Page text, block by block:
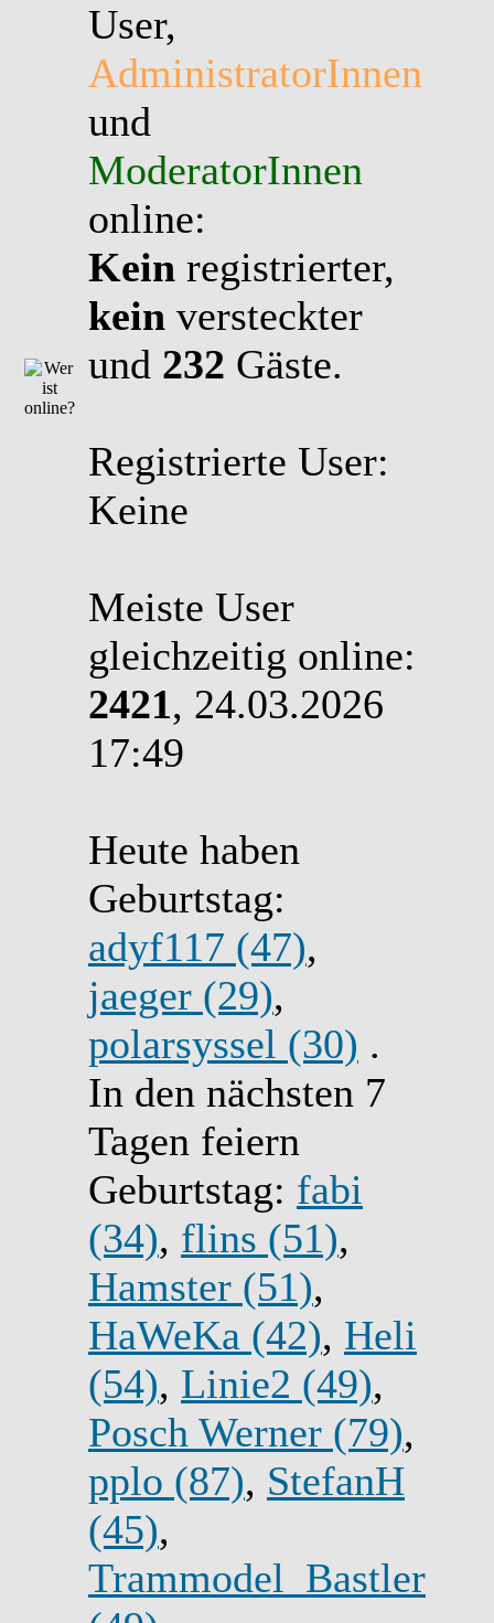
User,
AdministratorInnen
und
ModeratorInnen
online:
Kein registrierter,
kein versteckter
und 232 Gäste.
Registrierte User:
Keine
Meiste User
gleichzeitig online:
2421, 24.03.2026
17:49
Heute haben
Geburtstag:
adyf117 (47),
jaeger (29),
polarsyssel (30) .
In den nächsten 7
Tagen feiern
Geburtstag: fabi
(34), flins (51),
Hamster (51),
HaWeKa (42), Heli
(54), Linie2 (49),
Posch Werner (79),
pplo (87), StefanH
(45),
Trammodel_Bastler